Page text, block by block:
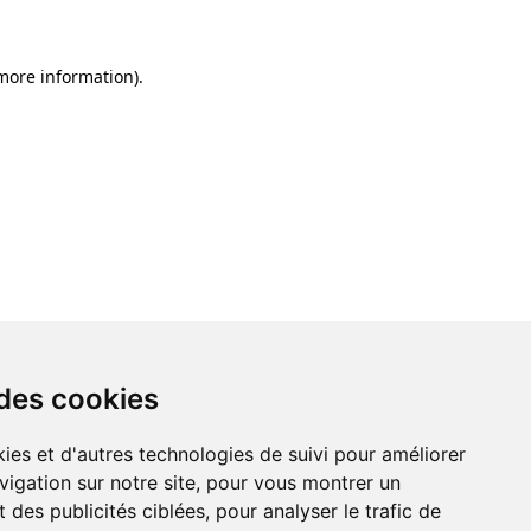
cookies
et d'autres technologies de suivi pour améliorer
sur notre site, pour vous montrer un
des publicités ciblées, pour analyser le trafic de
information).